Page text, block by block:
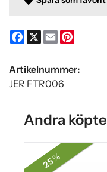
Facebook
X Email
Artikelnummer:
JER FTR006
Andra
25 %